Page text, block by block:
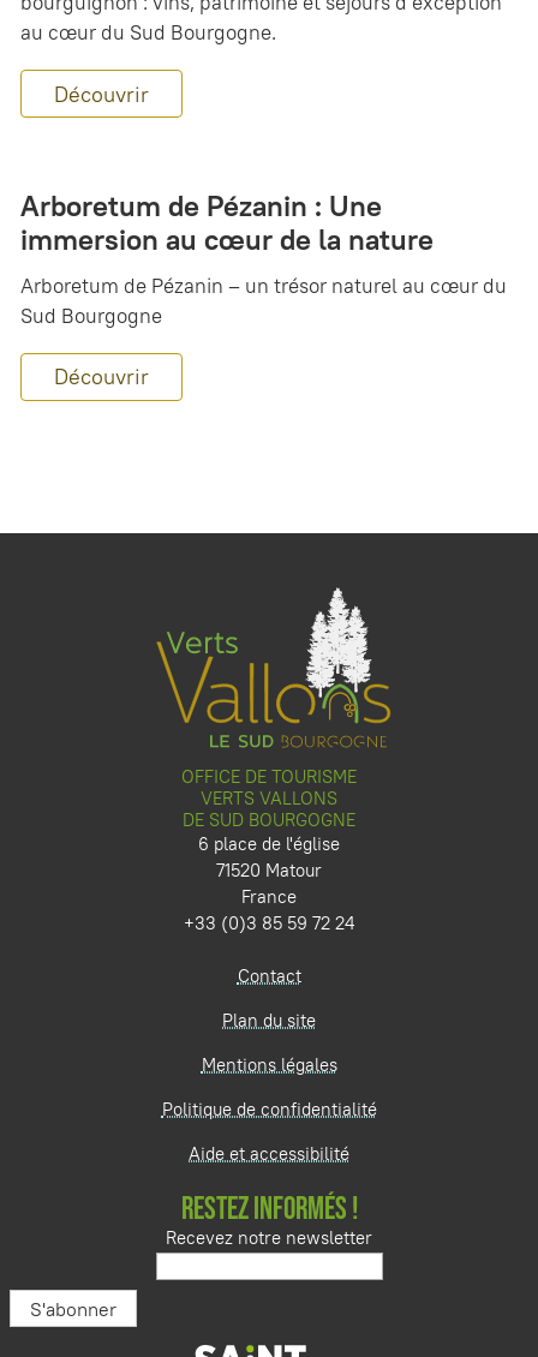
au cœur du Sud Bourgogne.
Découvrir
Arboretum de Pézanin : Une
immersion au cœur de la nature
Arboretum de Pézanin – un trésor naturel au cœur du
Sud Bourgogne
Découvrir
OFFICE DE TOURISME
VERTS VALLONS
DE SUD BOURGOGNE
6 place de l'église
71520 Matour
France
+33 (0)3 85 59 72 24
Contact
Plan du site
Mentions légales
Politique de confidentialité
Aide et accessibilité
RESTEZ INFORMÉS !
Recevez notre newsletter